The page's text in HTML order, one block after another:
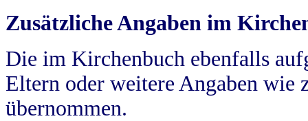
Zusätzliche Angaben im
Die im Kirchenbuch ebenfalls
Eltern oder weitere Angaben wie
übernommen.